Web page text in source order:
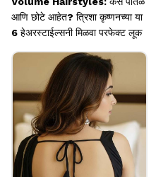
आणि छोटे आहेत? त्रिशा कृष्णनच्या या
6 हेअरस्टाईल्सनी मिळवा परफेक्ट लूक